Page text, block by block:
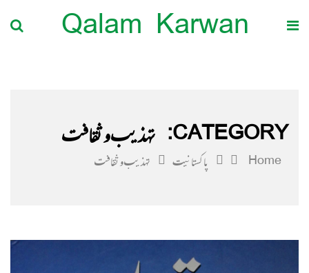
Qalam Karwan
CATEGORY: تہذیب و ثقافت
Home پاکستانیت تہذیب و ثقافت